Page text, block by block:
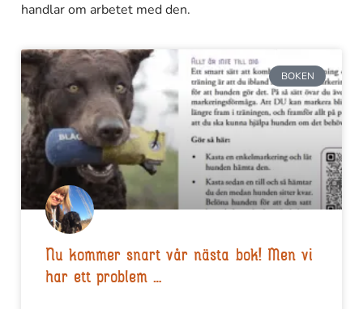
handlar om arbetet med den.
BOKEN
Nu kommer snart vår nästa bok! Men vi
har ett problem …